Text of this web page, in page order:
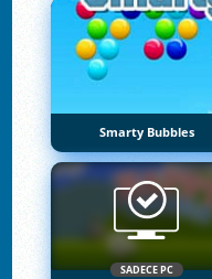
Smarty Bubbles
SADECE PC